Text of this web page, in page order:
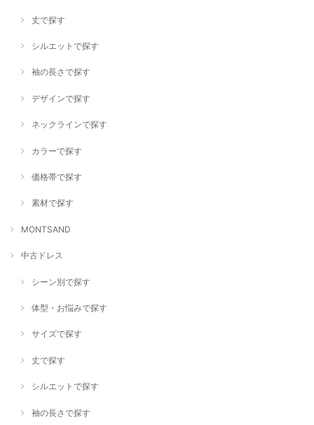
丈で探す
シルエットで探す
袖の長さで探す
デザインで探す
ネックラインで探す
カラーで探す
価格帯で探す
素材で探す
MONTSAND
中古ドレス
シーン別で探す
体型・お悩みで探す
サイズで探す
丈で探す
シルエットで探す
袖の長さで探す